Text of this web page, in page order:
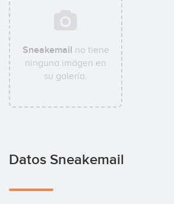
Sneakemail no tiene
ninguna imágen en
su galería.
Datos Sneakemail